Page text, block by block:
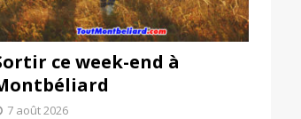
ce week-end à
7 août 2026